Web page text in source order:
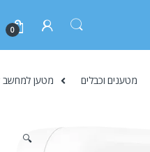
0
מטענים וכבלים מטען למחשב Apple 70W USB-C Power Adapter מקורי
🔍